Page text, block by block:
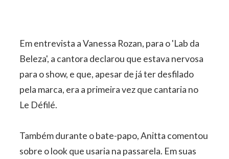
Em entrevista a Vanessa Rozan, para o 'Lab da
Beleza', a cantora declarou que estava nervosa
para o show, e que, apesar de já ter desfilado
pela marca, era a primeira vez que cantaria no
Le Défilé.
Também durante o bate-papo, Anitta comentou
sobre o look que usaria na passarela. Em suas